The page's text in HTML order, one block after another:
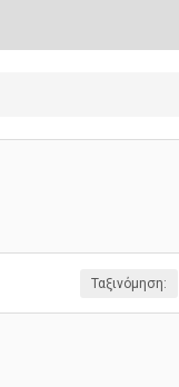
Ταξινόμηση: